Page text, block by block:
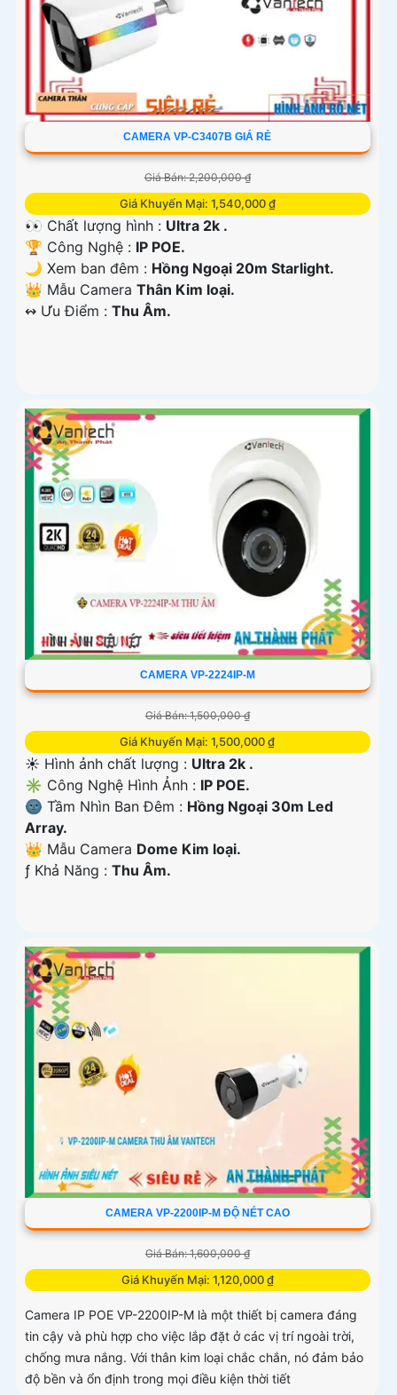
CAMERA VP-C3407B GIÁ RẺ
Giá Bán: 2,200,000 ₫
Giá Khuyến Mại: 1,540,000 ₫
👀 Chất lượng hình : Ultra 2k .
🏆 Công Nghệ : IP POE.
🌙 Xem ban đêm : Hồng Ngoại 20m Starlight.
👑 Mẫu Camera Thân Kim loại.
️↭ Ưu Điểm : Thu Âm.
CAMERA VP-2224IP-M
Giá Bán: 1,500,000 ₫
Giá Khuyến Mại: 1,500,000 ₫
☀️ Hình ảnh chất lượng : Ultra 2k .
✳️ Công Nghệ Hình Ảnh : IP POE.
🌚 Tầm Nhìn Ban Đêm : Hồng Ngoại 30m Led
Array.
👑 Mẫu Camera Dome Kim loại.
️ƒ Khả Năng : Thu Âm.
CAMERA VP-2200IP-M ĐỘ NÉT CAO
Giá Bán: 1,600,000 ₫
Giá Khuyến Mại: 1,120,000 ₫
Camera IP POE VP-2200IP-M là một thiết bị camera đáng
tin cậy và phù hợp cho việc lắp đặt ở các vị trí ngoài trời,
chống mưa nắng. Với thân kim loại chắc chắn, nó đảm bảo
độ bền và ổn định trong mọi điều kiện thời tiết